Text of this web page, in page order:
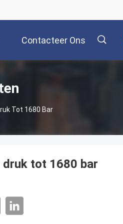
Contacteer Ons
Tot 1680 Bar
druk tot 1680 bar